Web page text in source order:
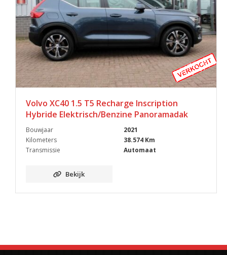
Volvo XC40 1.5 T5 Recharge Inscription
Hybride Elektrisch/Benzine Panoramadak
Bouwjaar
2021
Kilometers
38.574 Km
Transmissie
Automaat
Bekijk